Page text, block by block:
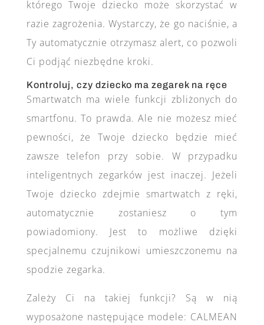
którego Twoje dziecko może skorzystać w
razie zagrożenia. Wystarczy, że go naciśnie, a
Ty automatycznie otrzymasz alert, co pozwoli
Ci podjąć niezbędne kroki.
Kontroluj, czy dziecko ma zegarek na ręce
Smartwatch ma wiele funkcji zbliżonych do
smartfonu. To prawda. Ale nie możesz mieć
pewności, że Twoje dziecko będzie mieć
zawsze telefon przy sobie. W przypadku
inteligentnych zegarków jest inaczej. Jeżeli
Twoje dziecko zdejmie smartwatch z ręki,
automatycznie zostaniesz o tym
powiadomiony. Jest to możliwe dzięki
specjalnemu czujnikowi umieszczonemu na
spodzie zegarka.
Zależy Ci na takiej funkcji? Są w nią
wyposażone następujące modele: CALMEAN